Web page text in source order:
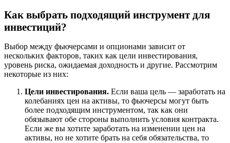
Как выбрать подходящий инструмент для
инвестиций?
Выбор между фьючерсами и опционами зависит от
нескольких факторов, таких как цели инвестирования,
уровень риска, ожидаемая доходность и другие. Рассмотрим
некоторые из них:
Цели инвестирования. Если ваша цель — заработать на
колебаниях цен на активы, то фьючерсы могут быть
более подходящим инструментом, так как они
обязывают обе стороны выполнить условия контракта.
Если же вы хотите заработать на изменении цен на
активы, но не хотите брать на себя обязательства, то